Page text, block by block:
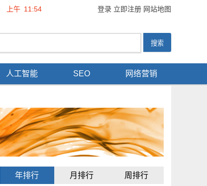
登录 立即注册 网站地图
上午 11:54
人工智能 SEO 网络营销
年排行 月排行 周排行